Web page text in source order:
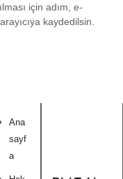
için adım, e-
kaydedilsin.
Ana
sayf
a